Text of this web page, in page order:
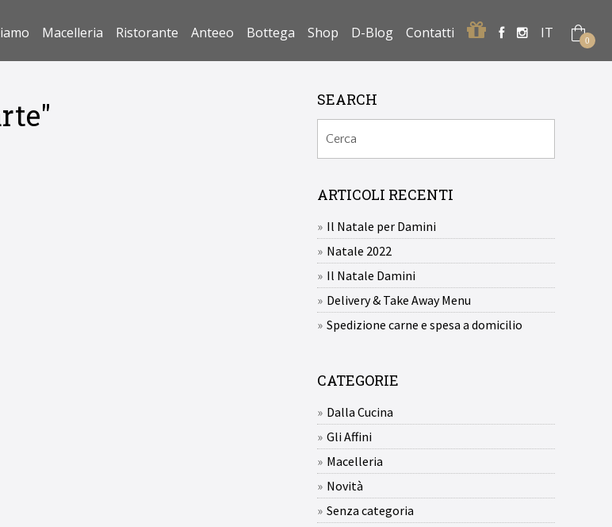
0
Macelleria Ristorante Anteeo Bottega Shop D-Blog Contatti Regalo IT
SEARCH
ARTICOLI RECENTI
Il Natale per Damini
Natale 2022
Il Natale Damini
Delivery & Take Away Menu
Spedizione carne e spesa a domicilio
CATEGORIE
Dalla Cucina
Gli Affini
Macelleria
Novità
Senza categoria